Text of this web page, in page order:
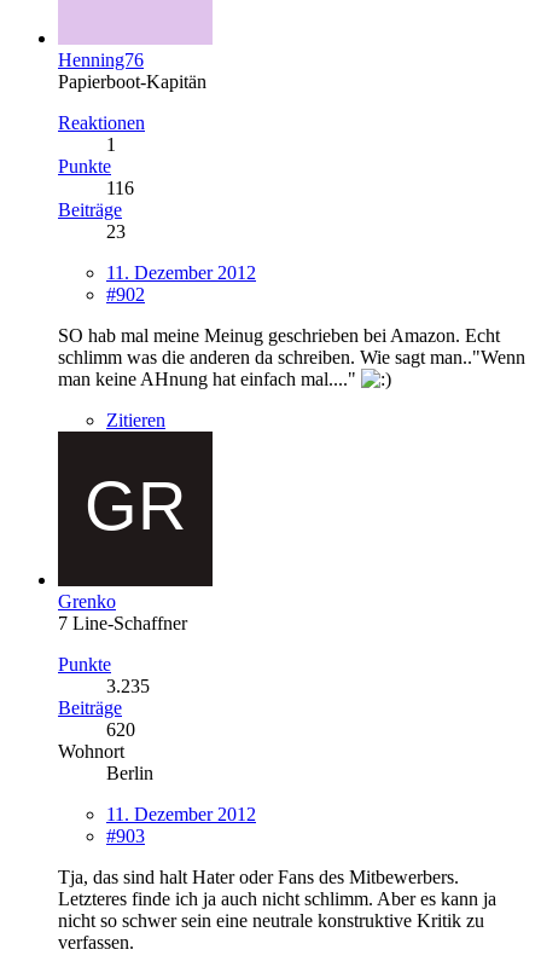
Henning76
Papierboot-Kapitän
Reaktionen
1
Punkte
116
Beiträge
23
11. Dezember 2012
#902
SO hab mal meine Meinug geschrieben bei Amazon. Echt
schlimm was die anderen da schreiben. Wie sagt man.."Wenn
man keine AHnung hat einfach mal...."
Zitieren
Grenko
7 Line-Schaffner
Punkte
3.235
Beiträge
620
Wohnort
Berlin
11. Dezember 2012
#903
Tja, das sind halt Hater oder Fans des Mitbewerbers.
Letzteres finde ich ja auch nicht schlimm. Aber es kann ja
nicht so schwer sein eine neutrale konstruktive Kritik zu
verfassen.